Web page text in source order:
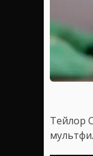
Тейлор